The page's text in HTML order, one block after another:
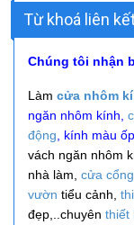
Từ khoá liên
Chúng tôi nhận
Làm cửa nhôm
ngăn nhôm kính,
động , kính màu
vách ngăn nhôm
nhà làm, cửa
vườn tiểu cảnh,
đẹp,.. chuyên thiết